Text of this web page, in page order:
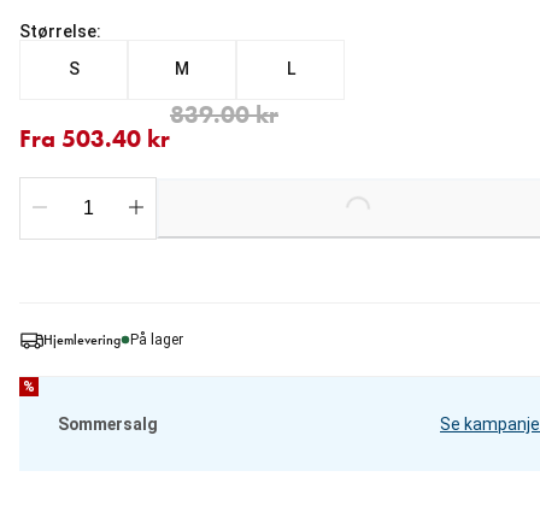
Hjemlevering På lager
%
Sommersalg Se kampanje
Størrelse:
S
M L
Fra 503.40 kr
Fra nåværende pris 503.40 kr
839.00 kr
opprinnelig pris 839.00 kr
Loading...